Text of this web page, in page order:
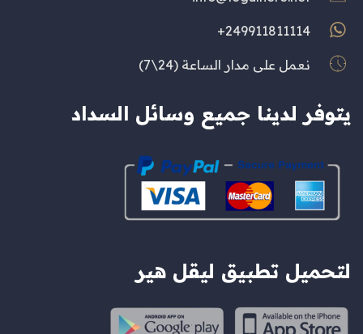
249911811114+
نعمل على مدار الساعة (24\7)
يتوفر لدينا جميع وسائل السداد
لتحميل تطبيق ليقل هير